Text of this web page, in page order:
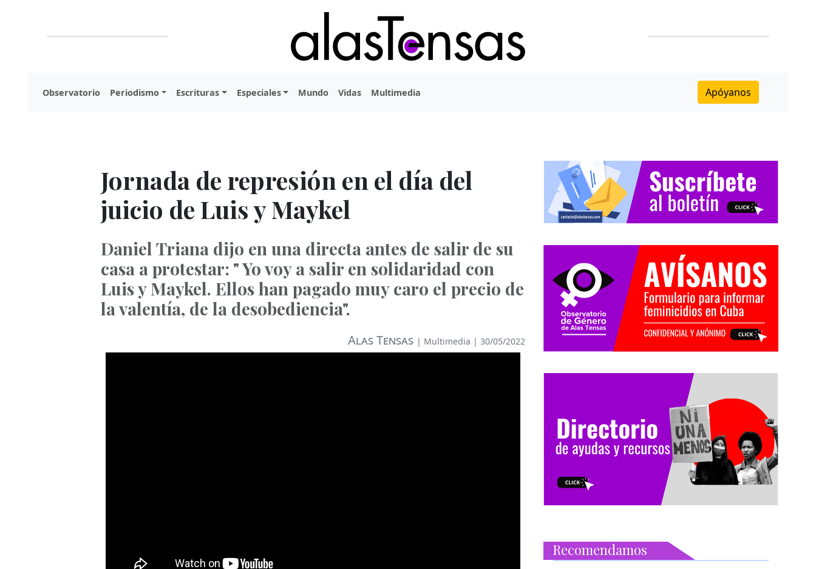
Observatorio Periodismo Escrituras Especiales Mundo Vidas Multimedia Apóyanos
Jornada de represión en el día del
juicio de Luis y Maykel
Daniel Triana dijo en una directa antes de salir de su
casa a protestar: " Yo voy a salir en solidaridad con
Luis y Maykel. Ellos han pagado muy caro el precio de
la valentía, de la desobediencia".
Alas Tensas | Multimedia | 30/05/2022
Recomendamos